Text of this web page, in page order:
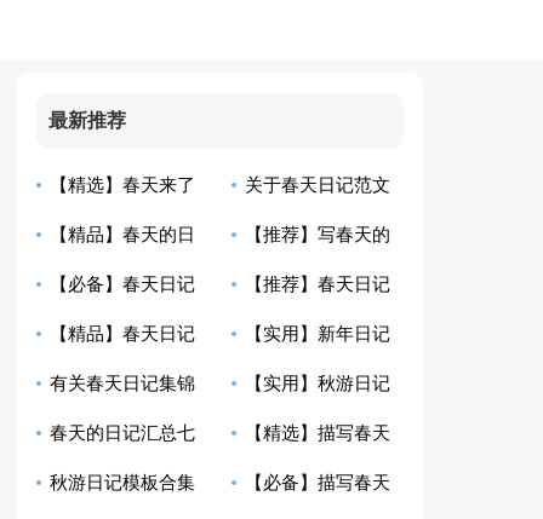
最新推荐
【精选】春天来了
日记范文6篇
关于春天日记范文
五篇
【精品】春天的日
记集锦5篇
【推荐】写春天的
日记九篇
【必备】春天日记
汇总5篇
【推荐】春天日记
八篇
【精品】春天日记
合集7篇
【实用】新年日记
锦集10篇
有关春天日记集锦
五篇
【实用】秋游日记
汇编十篇
春天的日记汇总七
篇
【精选】描写春天
日记3篇
秋游日记模板合集 【必备】描写春天